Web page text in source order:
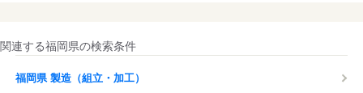
関連する福岡県の検索条件
福岡県 製造（組立・加工）